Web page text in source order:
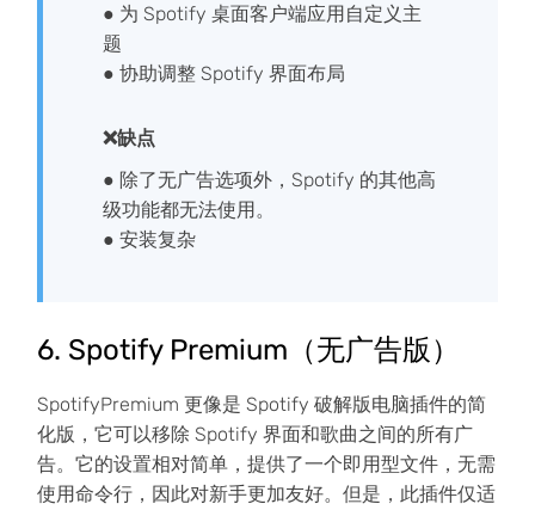
● 为 Spotify 桌面客户端应用自定义主
题
● 协助调整 Spotify 界面布局
❌缺点
● 除了无广告选项外，Spotify 的其他高
级功能都无法使用。
● 安装复杂
6. Spotify Premium（无广告版）
SpotifyPremium 更像是 Spotify 破解版电脑插件的简
化版，它可以移除 Spotify 界面和歌曲之间的所有广
告。它的设置相对简单，提供了一个即用型文件，无需
使用命令行，因此对新手更加友好。但是，此插件仅适